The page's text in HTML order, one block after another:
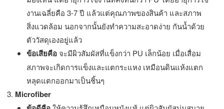
งานเฉลี่ยคือ 3-7 ปี แล้วแต่คุณภาพของสินค้า และสภาพ
สิ่งแวดล้อม นอกจากนั้นยังทำความสะอาดง่าย กันน้ำด้วย
ตัววัสดุเองอยู่แล้ว
ข้อเสียคือจะมีผิวสัมผัสที่แข็งกว่า PU เล็กน้อย เมื่อเสื่อม
สภาพจะเกิดการแข็งและแตกระแหง เหมือนดินแห้งแตก
หลุดแตกออกมาเป็นชิ้นๆ
Microfiber